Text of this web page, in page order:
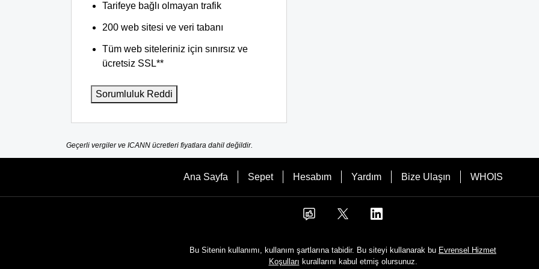
Tarifeye bağlı olmayan trafik
200 web sitesi ve veri tabanı
Tüm web siteleriniz için sınırsız ve
ücretsiz SSL**
Sorumluluk Reddi
Geçerli vergiler ve ICANN ücretleri fiyatlara dahil değildir.
Ana Sayfa Sepet Hesabım Yardım Bize Ulaşın WHOIS
Bu Sitenin kullanımı, kullanım şartlarına tabidir. Bu siteyi kullanarak bu Evrensel Hizmet
Koşulları kurallarını kabul etmiş olursunuz.